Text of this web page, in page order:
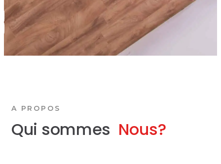
A PROPOS
Qui sommes Nous?